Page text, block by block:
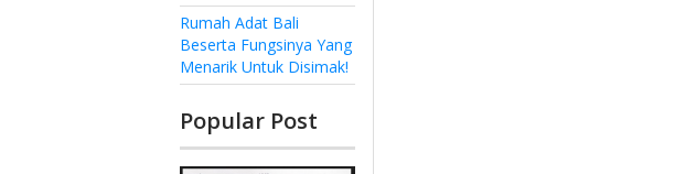
Rumah Adat Bali
Beserta Fungsinya Yang
Menarik Untuk Disimak!
Popular Post